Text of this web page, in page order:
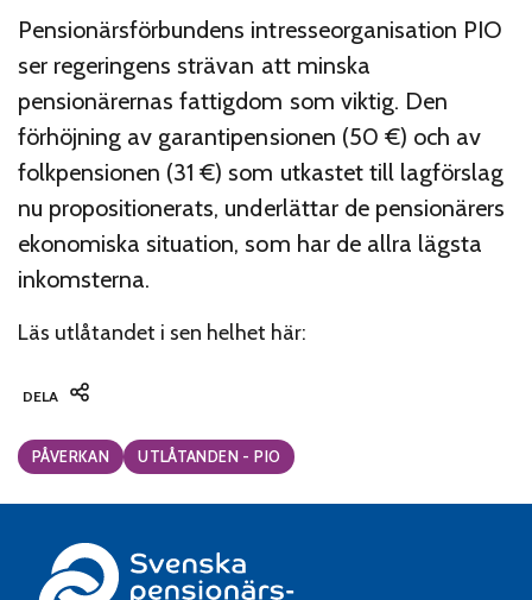
Pensionärsförbundens intresseorganisation PIO
ser regeringens strävan att minska
pensionärernas fattigdom som viktig. Den
förhöjning av garantipensionen (50 €) och av
folkpensionen (31 €) som utkastet till lagförslag
nu propositionerats, underlättar de pensionärers
ekonomiska situation, som har de allra lägsta
inkomsterna.
Läs utlåtandet i sen helhet här:
DELA
Categories:
PÅVERKAN UTLÅTANDEN - PIO